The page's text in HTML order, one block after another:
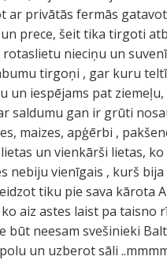
ar privātās fermās
prece, šeit tika tirgoti
nieciņu un
tirgoņi , gar kuru
un iespējams pat
saldumu gan ir grūti
maizes, apģērbi ,
un vienkārši lietas,
nebiju vienīgais , kurš
tiku pie sava kārota
aiz astes laist pa taisno
būt neesam svešinieki
un uzberot sāli